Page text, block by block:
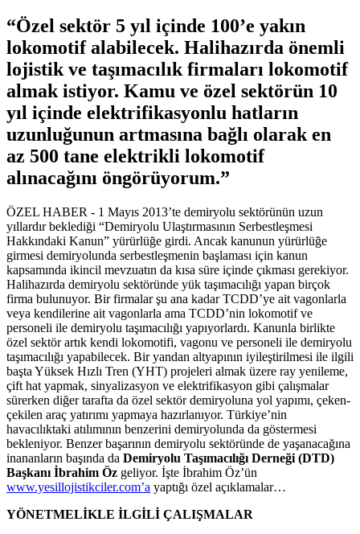
“Özel sektör 5 yıl içinde 100’e yakın
lokomotif alabilecek. Halihazırda önemli
lojistik ve taşımacılık firmaları lokomotif
almak istiyor. Kamu ve özel sektörün 10
yıl içinde elektrifikasyonlu hatların
uzunluğunun artmasına bağlı olarak en
az 500 tane elektrikli lokomotif
alınacağını öngörüyorum.”
ÖZEL HABER - 1 Mayıs 2013’te demiryolu sektörünün uzun
yıllardır beklediği “Demiryolu Ulaştırmasının Serbestleşmesi
Hakkındaki Kanun” yürürlüğe girdi. Ancak kanunun yürürlüğe
girmesi demiryolunda serbestleşmenin başlaması için kanun
kapsamında ikincil mevzuatın da kısa süre içinde çıkması gerekiyor.
Halihazırda demiryolu sektöründe yük taşımacılığı yapan birçok
firma bulunuyor. Bir firmalar şu ana kadar TCDD’ye ait vagonlarla
veya kendilerine ait vagonlarla ama TCDD’nin lokomotif ve
personeli ile demiryolu taşımacılığı yapıyorlardı. Kanunla birlikte
özel sektör artık kendi lokomotifi, vagonu ve personeli ile demiryolu
taşımacılığı yapabilecek. Bir yandan altyapının iyileştirilmesi ile ilgili
başta Yüksek Hızlı Tren (YHT) projeleri almak üzere ray yenileme,
çift hat yapmak, sinyalizasyon ve elektrifikasyon gibi çalışmalar
sürerken diğer tarafta da özel sektör demiryoluna yol yapımı, çeken-
çekilen araç yatırımı yapmaya hazırlanıyor. Türkiye’nin
havacılıktaki atılımının benzerini demiryolunda da göstermesi
bekleniyor. Benzer başarının demiryolu sektöründe de yaşanacağına
inananların başında da Demiryolu Taşımacılığı Derneği (DTD)
Başkanı İbrahim Öz geliyor. İşte İbrahim Öz’ün
www.yesillojistikciler.com’a yaptığı özel açıklamalar…
YÖNETMELİKLE İLGİLİ ÇALIŞMALAR